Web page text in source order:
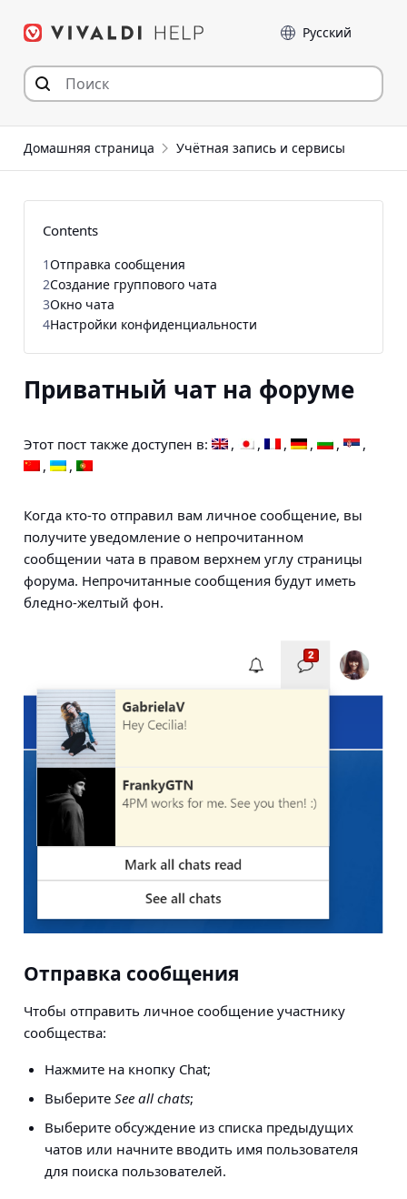
Language
Домашняя страница Учётная запись и сервисы
Приватный чат на форуме
Этот пост также доступен в:
Когда кто-то отправил вам личное сообщение, вы
получите уведомление о непрочитанном
сообщении чата в правом верхнем углу страницы
форума. Непрочитанные сообщения будут иметь
бледно-желтый фон.
Отправка сообщения
Чтобы отправить личное сообщение участнику
сообщества:
Нажмите на кнопку Chat;
Выберите See all chats;
Выберите обсуждение из списка предыдущих
чатов или начните вводить имя пользователя
для поиска пользователей.
Contents
1Отправка сообщения
2Создание группового чата
3Окно чата
4Настройки конфиденциальности